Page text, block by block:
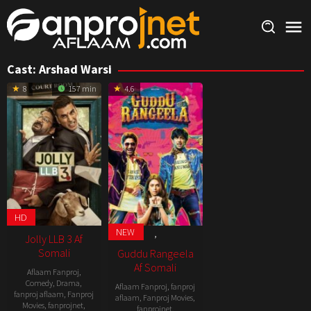
Skip
to
content
Cast: Arshad Warsi
8 157 min
HD
Jolly LLB 3 Af
Somali
Aflaam Fanproj
Comedy Drama
fanproj aflaam Fanproj
Movies ,fanprojnet
4.6
2025 ,
NEW
Guddu Rangeela
Af Somali
Aflaam Fanproj ,fanproj
aflaam Fanproj Movies
fanprojnet,